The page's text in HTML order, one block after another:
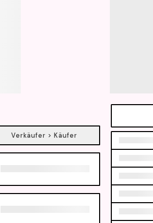
Verkäufer > Käufer